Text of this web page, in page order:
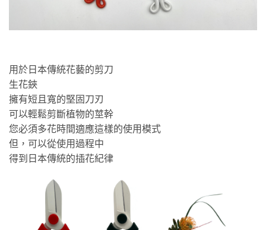
用於日本傳統花藝的剪刀
生花鋏
擁有短且寬的堅固刀刃
可以輕鬆剪斷植物的莖幹
您必須多花時間適應這樣的使用模式
但，可以從使用過程中
得到日本傳統的插花紀律